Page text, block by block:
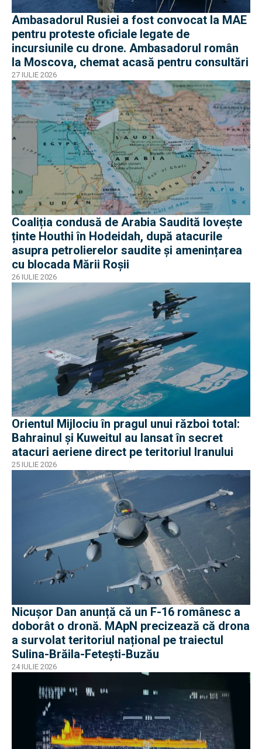
Ambasadorul Rusiei a fost convocat la MAE
pentru proteste oficiale legate de
incursiunile cu drone. Ambasadorul român
la Moscova, chemat acasă pentru consultări
27 IULIE 2026
Coaliția condusă de Arabia Saudită lovește
ținte Houthi în Hodeidah, după atacurile
asupra petrolierelor saudite și amenințarea
cu blocada Mării Roșii
26 IULIE 2026
Orientul Mijlociu în pragul unui război total:
Bahrainul și Kuweitul au lansat în secret
atacuri aeriene direct pe teritoriul Iranului
25 IULIE 2026
Nicușor Dan anunță că un F-16 românesc a
doborât o dronă. MApN precizează că drona
a survolat teritoriul național pe traiectul
Sulina-Brăila-Fetești-Buzău
24 IULIE 2026